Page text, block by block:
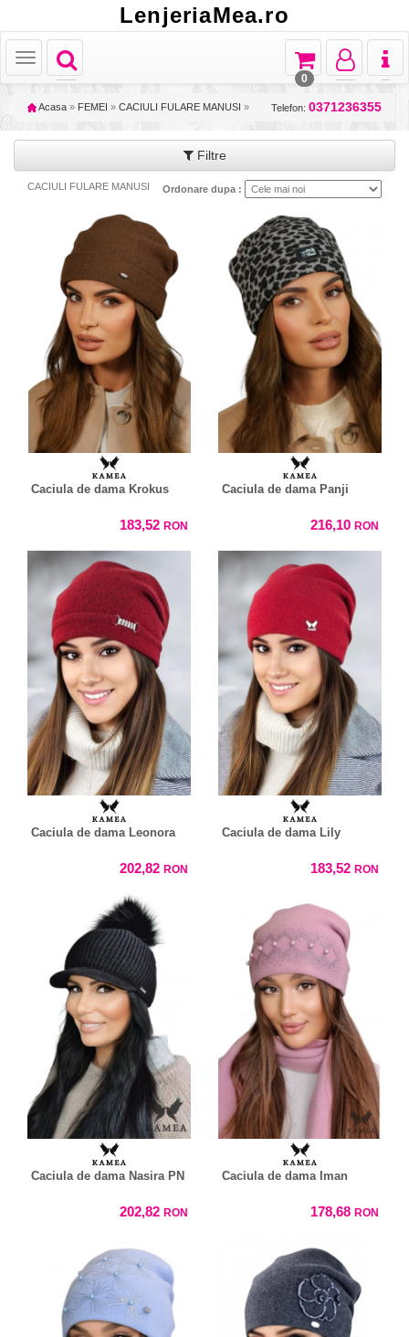
LenjeriaMea.ro
Toggle
navigation
Toggle
Toggle
navigation
Toggle
navigation
Toggle
navigation
0
Acasa » FEMEI » CACIULI FULARE MANUSI » Telefon: 0371236355
Filtre
CACIULI FULARE MANUSI Ordonare dupa :
Caciula de dama Krokus
183,52 RON
Caciula de dama Panji
216,10 RON
Caciula de dama Leonora
202,82 RON
Caciula de dama Lily
183,52 RON
Caciula de dama Nasira PN
202,82 RON
Caciula de dama Iman
178,68 RON